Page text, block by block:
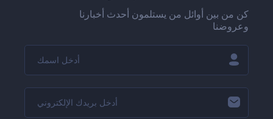
كن من بين أوائل من يستلمون أحدث أخبارنا
وعروضنا